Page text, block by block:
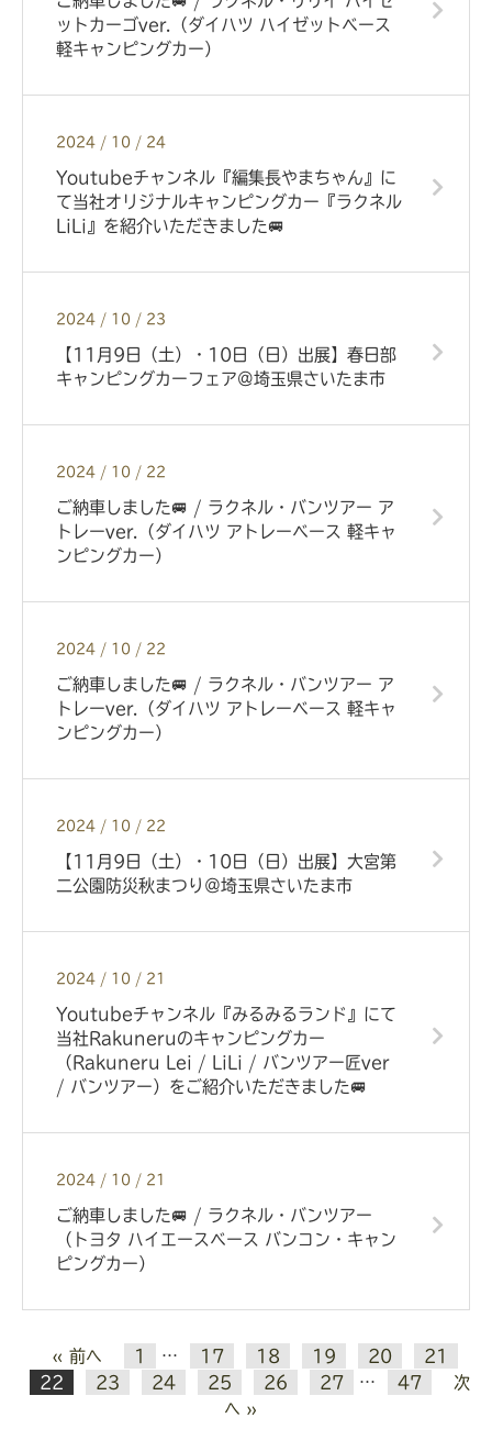
ットカーゴver.（ダイハツ ハイゼットベース
軽キャンピングカー）
2024 / 10 / 24
Youtubeチャンネル『編集長やまちゃん』に
て当社オリジナルキャンピングカー『ラクネル
LiLi』を紹介いただきました🚐
2024 / 10 / 23
【11月9日（土）・10日（日）出展】春日部
キャンピングカーフェア@埼玉県さいたま市
2024 / 10 / 22
ご納車しました🚐 / ラクネル・バンツアー ア
トレーver.（ダイハツ アトレーベース 軽キャ
ンピングカー）
2024 / 10 / 22
ご納車しました🚐 / ラクネル・バンツアー ア
トレーver.（ダイハツ アトレーベース 軽キャ
ンピングカー）
2024 / 10 / 22
【11月9日（土）・10日（日）出展】大宮第
二公園防災秋まつり＠埼玉県さいたま市
2024 / 10 / 21
Youtubeチャンネル『みるみるランド』にて
当社Rakuneruのキャンピングカー
（Rakuneru Lei / LiLi / バンツアー匠ver
/ バンツアー）をご紹介いただきました🚐
2024 / 10 / 21
ご納車しました🚐 / ラクネル・バンツアー
（トヨタ ハイエースベース バンコン・キャン
ピングカー）
« 前へ 1 … 17 18 19 20
21
22
23 24 25 26 27 … 47
次
へ »